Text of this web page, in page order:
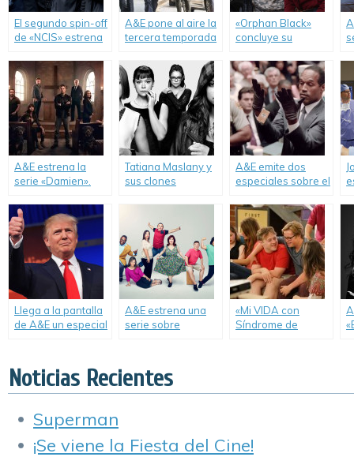
El segundo spin-off
de «NCIS» estrena
A&E pone al aire la
tercera temporada
Orleans».
«Orphan Black»
concluye su
temporada en A&E.
A&E estrena la
serie «Damien».
Tatiana Maslany y
sus clones
temporada de
«Orphan Black».
A&E emite dos
especiales sobre el
Simpson.
Llega a la pantalla
de A&E un especial
A&E estrena una
serie sobre
«Mi VIDA con
Síndrome de
Noticias Recientes
Superman
¡Se viene la Fiesta del Cine!